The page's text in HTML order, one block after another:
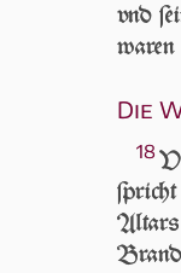
vnd
waren
Die
18
Altars